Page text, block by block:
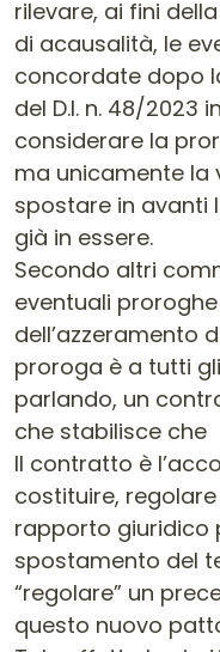
rilevare, ai fini
di acausalità, le
concordate dopo
del D.l. n. 48/2023
considerare la
ma unicamente la
spostare in avanti
già in essere.
Secondo altri
eventuali
dell’azzeramento
proroga è a tutti
parlando, un
che stabilisce che
Il contratto è
costituire,
rapporto giuridico
spostamento del
“regolare” un
questo nuovo